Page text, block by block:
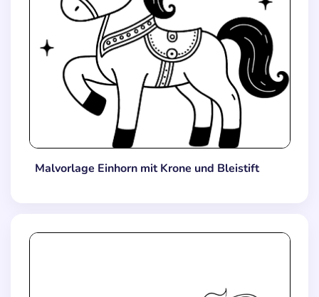
Malvorlage Einhorn mit Krone und Bleistift